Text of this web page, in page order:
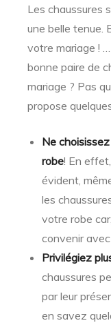
Les chaussures
une belle tenue.
votre mariage !
bonne paire de
mariage ? Pas
propose
Ne
robe! En
évident,
les
votre robe
convenir
Privilégiez
chaussures
par leur
en savez